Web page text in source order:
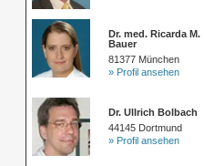
Dr. med. Ricarda M.
Bauer
81377 München
» Profil ansehen
Dr. Ullrich Bolbach
44145 Dortmund
» Profil ansehen